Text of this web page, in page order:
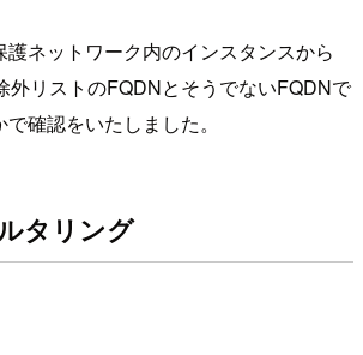
ネットワーク内のインスタンスから
外リストのFQDNとそうでないFQDNで
確認をいたしました。
タリング